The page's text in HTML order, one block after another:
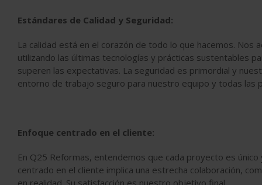
Estándares de Calidad y Seguridad:
La calidad está en el corazón de todo lo que hacemos.
utilizando las últimas tecnologías y prácticas sustentables
superen las expectativas. La seguridad es primordial y
entorno de trabajo seguro para nuestro equipo y todas las
Enfoque centrado en el cliente:
En Q25 Reformas, entendemos que cada proyecto es
centrado en el cliente implica una estrecha colaboración,
en realidad. Su satisfacción es nuestro objetivo final.